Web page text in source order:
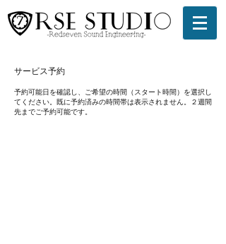
サービス予約
予約可能日を確認し、ご希望の時間（スタート時間）を選択し
てください。既に予約済みの時間帯は表示されません。２週間
先までご予約可能です。